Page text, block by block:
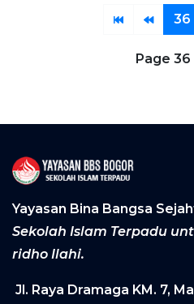
36
Page
Yayasan Bina Bangsa
Sekolah Islam Terpadu
ridho Ilahi.
Jl. Raya Dramaga KM. 7,